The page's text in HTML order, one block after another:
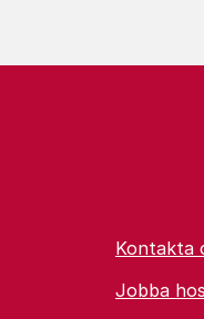
Kontakta
Jobba